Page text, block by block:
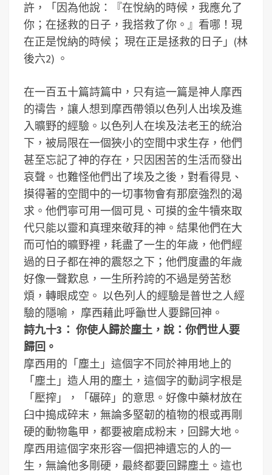
許，「因為他說：『在悅納的時候，我應允了
你；在拯救的日子，我搭救了你。』看哪！現
在正是悅納的時候； 現在正是拯救的日子」(林
後六2) 。
在一百五十篇詩篇中，只有這一篇是神人摩西
的禱告，讓人想到摩西帶領以色列人出埃及進
入曠野的經驗。以色列人在埃及法老王的統治
下，被局限在一個狹小的空間中求生存，他們
甚至忘記了神的存在，只因困苦的生活而發出
哀聲。也難怪他們出了埃及之後，對看得見、
摸得著的空間中的一切事物會有那麼強烈的渴
求。他們寧可用一個可見、可摸的金牛犢來取
代只能以靈和真理來敬拜的神。結果他們在大
而可怕的曠野裡，耗盡了一生的年歲，他們經
過的日子都在神的震怒之下；他們度盡的年歲
好像一聲歎息，一生所矜誇的不過是勞苦愁
煩，轉眼成空。 以色列人的經驗是普世之人經
驗的隱喻， 摩西藉此呼籲世人要歸回神。
詩九十3： 你使人歸於塵土，說：你們世人要
歸回。
摩西用的「塵土」這個字不同於神用地上的
「塵土」造人用的塵土，這個字的動詞字根是
「壓搾」，「碾碎」的意思。好像中藥材放在
臼中搗成碎末，無論多堅韌的植物的根或再剛
硬的動物龜甲，都要被磨成粉末，回歸大地。
摩西用這個字來形容一個把神遺忘的人的一
生，無論他多剛硬，最終都要回歸塵土。這也